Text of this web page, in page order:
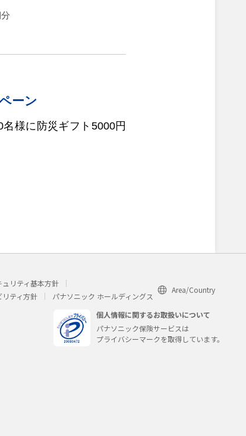
ーン
様に防災ギフト5000円
ュリティ基本方針
リティ方針 パナソニック ホールディングス
Area/Country
個人情報に関するお取扱いについて
パナソニック保険サービスは
プライバシーマークを取得しています。